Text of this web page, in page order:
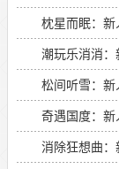
枕星而眠：新
潮玩乐消消：
松间听雪：新
奇遇国度：新
消除狂想曲：